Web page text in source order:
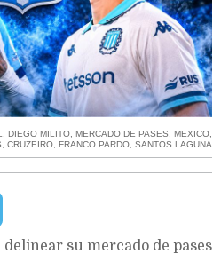
, DIEGO MILITO, MERCADO DE PASES, MEXICO,
, CRUZEIRO, FRANCO PARDO, SANTOS LAGUNA
delinear su mercado de pases